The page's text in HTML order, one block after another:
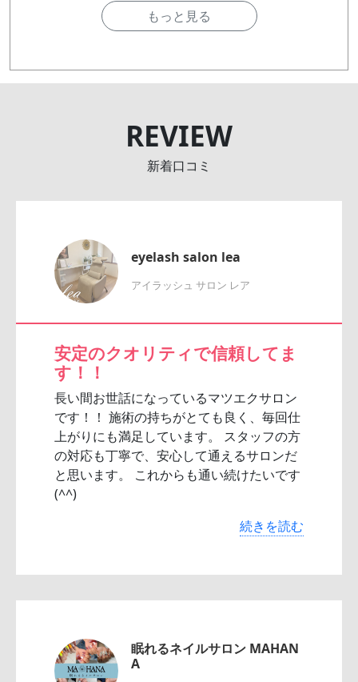
もっと見る
REVIEW
新着口コミ
eyelash salon lea
アイラッシュ サロン レア
安定のクオリティで信頼してま
す！！
長い間お世話になっているマツエクサロン
です！！ 施術の持ちがとても良く、毎回仕
上がりにも満足しています。 スタッフの方
の対応も丁寧で、安心して通えるサロンだ
と思います。 これからも通い続けたいです
(^^)
続きを読む
眠れるネイルサロン MAHAN
A